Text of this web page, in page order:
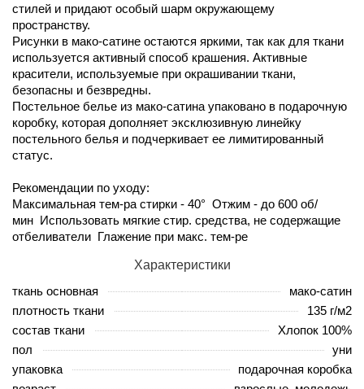
стилей и придают особый шарм окружающему
пространству.
Рисунки в мако-сатине остаются яркими, так как для ткани
используется активный способ крашения. Активные
красители, используемые при окрашивании ткани,
безопасны и безвредны.
Постельное белье из мако-сатина упаковано в подарочную
коробку, которая дополняет эксклюзивную линейку
постельного белья и подчеркивает ее лимитированный
статус.
Рекомендации по уходу:
Максимальная тем-ра стирки - 40° Отжим - до 600 об/
мин Использовать мягкие стир. средства, не содержащие
отбеливатели Глажение при макс. тем-ре
Характеристики
ткань основная
мако-сатин
плотность ткани
135 г/м2
состав ткани
Хлопок 100%
пол
уни
упаковка
подарочная коробка